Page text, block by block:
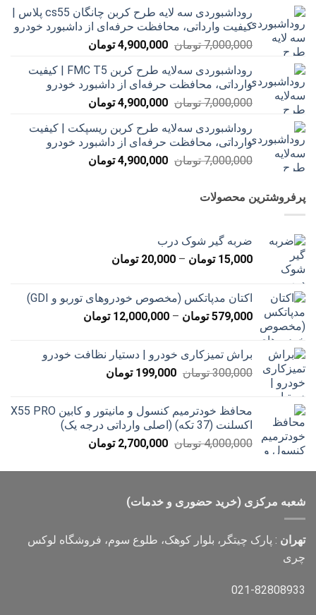
2,000,000 تومان
بود.
1,590,000 تومان
است.
روداشبوردی سه‌ لایه طرح کربن چانگان cs55 پلاس |
کیفیت وارداتی، محافظت حرفه‌ای از داشبورد خودرو
7,000,000 تومان قیمت
7,000,000 تومان
بود.
4,900,000 تومانقیمت
4,900,000 تومان
است.
روداشبوردی سه‌لایه طرح کربن FMC T5 | کیفیت
وارداتی، محافظت حرفه‌ای از داشبورد خودرو
7,000,000 تومان قیمت
7,000,000 تومان
بود.
4,900,000 تومانقیمت
4,900,000 تومان
است.
روداشبوردی سه‌لایه طرح کربن ریسپکت | کیفیت
وارداتی، محافظت حرفه‌ای از داشبورد خودرو
7,000,000 تومان قیمت
4,900,000 تومانقیمت
پرفروشترین محصولات
ضربه گیر شوک درب
15,000 تومان –
20,000 تومان
تا
20,000 تومان
اکتان مدپاتکس (مخصوص خودروهای توربو و GDI)
579,000 تومان –
12,000,000 تومان
تا
براش تمیزکاری خودرو | دستیار نظافت خودرو
300,000 تومان قیمت
بود.
199,000 تومانقیمت
است.
محافظ خودترمیم کنسول و مانیتور و کابین X55 PRO
اکسلنت (37 تکه) (اصلی وارداتی درجه یک)
4,000,000 تومان قیمت
4,000,000 تومان
2,700,000 تومانقیمت
2,700,000 تومان
شعبه مرکزی (خرید حضوری و خدمات)
تهران : پارک چیتگر، بلوار کوهک، طلوع سوم، فروشگاه لوکس
چری
021-82808933